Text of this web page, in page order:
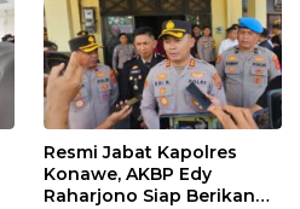
Resmi Jabat Kapolres
Konawe, AKBP Edy
Raharjono Siap Berikan